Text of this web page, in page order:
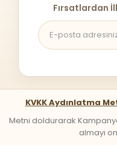
Fırsatlardan
KVKK Aydınlatma
Metni doldurarak
almayı